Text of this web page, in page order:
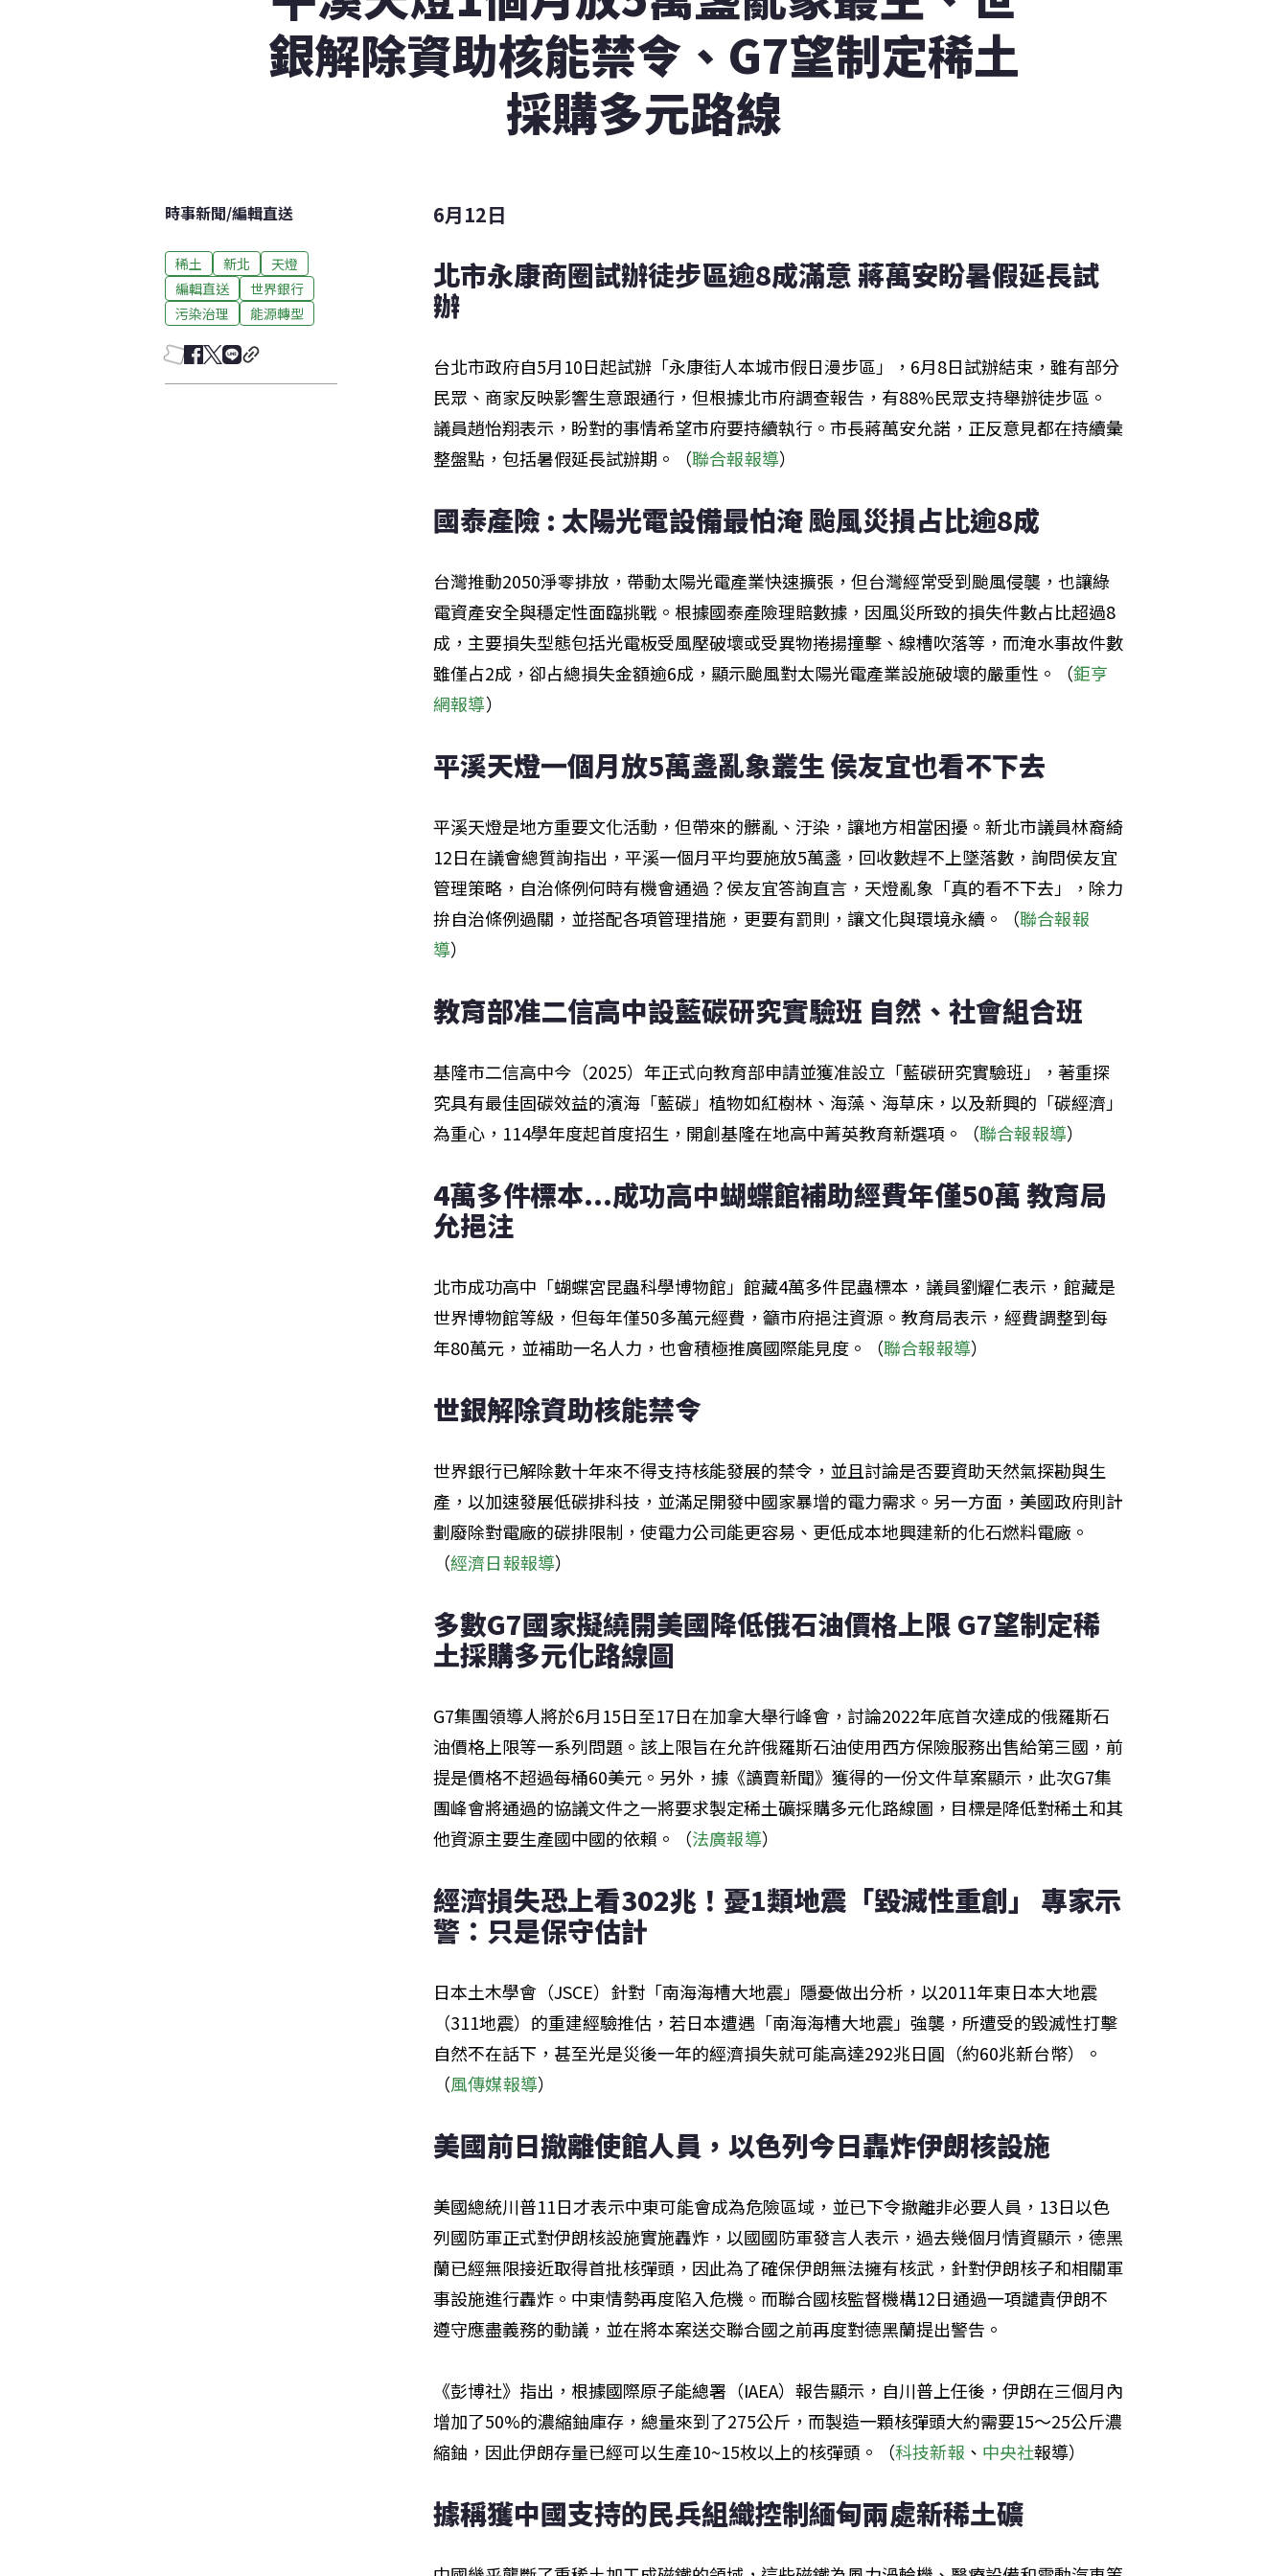
銀解除資助核能禁令、G7望制定稀土
採購多元路線
時事新聞/編輯直送
稀土 新北
天燈
編輯直送
世界銀行
污染治理
能源轉型
6月12日
北市永康商圈試辦徒步區逾8成滿意 蔣萬安盼暑假延長試
辦
台北市政府自5月10日起試辦「永康街人本城市假日漫步區」，6月8日試辦結束，雖有部分
民眾、商家反映影響生意跟通行，但根據北市府調查報告，有88%民眾支持舉辦徒步區。
議員趙怡翔表示，盼對的事情希望市府要持續執行。市長蔣萬安允諾，正反意見都在持續彙
整盤點，包括暑假延長試辦期。（聯合報報導）
國泰產險 : 太陽光電設備最怕淹 颱風災損占比逾8成
台灣推動2050淨零排放，帶動太陽光電產業快速擴張，但台灣經常受到颱風侵襲，也讓綠
電資產安全與穩定性面臨挑戰。根據國泰產險理賠數據，因風災所致的損失件數占比超過8
成，主要損失型態包括光電板受風壓破壞或受異物捲揚撞擊、線槽吹落等，而淹水事故件數
雖僅占2成，卻占總損失金額逾6成，顯示颱風對太陽光電產業設施破壞的嚴重性。（鉅亨
網報導）
平溪天燈一個月放5萬盞亂象叢生 侯友宜也看不下去
平溪天燈是地方重要文化活動，但帶來的髒亂、汙染，讓地方相當困擾。新北市議員林裔綺
12日在議會總質詢指出，平溪一個月平均要施放5萬盞，回收數趕不上墜落數，詢問侯友宜
管理策略，自治條例何時有機會通過？侯友宜答詢直言，天燈亂象「真的看不下去」，除力
拚自治條例過關，並搭配各項管理措施，更要有罰則，讓文化與環境永續。（聯合報報
導）
教育部准二信高中設藍碳研究實驗班 自然、社會組合班
基隆市二信高中今（2025）年正式向教育部申請並獲准設立「藍碳研究實驗班」，著重探
究具有最佳固碳效益的濱海「藍碳」植物如紅樹林、海藻、海草床，以及新興的「碳經濟」
為重心，114學年度起首度招生，開創基隆在地高中菁英教育新選項。（聯合報報導）
4萬多件標本...成功高中蝴蝶館補助經費年僅50萬 教育局
允挹注
北市成功高中「蝴蝶宮昆蟲科學博物館」館藏4萬多件昆蟲標本，議員劉耀仁表示，館藏是
世界博物館等級，但每年僅50多萬元經費，籲市府挹注資源。教育局表示，經費調整到每
年80萬元，並補助一名人力，也會積極推廣國際能見度。（聯合報報導）
世銀解除資助核能禁令
世界銀行已解除數十年來不得支持核能發展的禁令，並且討論是否要資助天然氣探勘與生
產，以加速發展低碳排科技，並滿足開發中國家暴增的電力需求。另一方面，美國政府則計
劃廢除對電廠的碳排限制，使電力公司能更容易、更低成本地興建新的化石燃料電廠。
（經濟日報報導）
多數G7國家擬繞開美國降低俄石油價格上限 G7望制定稀
土採購多元化路線圖
G7集團領導人將於6月15日至17日在加拿大舉行峰會，討論2022年底首次達成的俄羅斯石
油價格上限等一系列問題。該上限旨在允許俄羅斯石油使用西方保險服務出售給第三國，前
提是價格不超過每桶60美元。另外，據《讀賣新聞》獲得的一份文件草案顯示，此次G7集
團峰會將通過的協議文件之一將要求製定稀土礦採購多元化路線圖，目標是降低對稀土和其
他資源主要生產國中國的依賴。（法廣報導）
經濟損失恐上看302兆！憂1類地震「毀滅性重創」 專家示
警：只是保守估計
日本土木學會（JSCE）針對「南海海槽大地震」隱憂做出分析，以2011年東日本大地震
（311地震）的重建經驗推估，若日本遭遇「南海海槽大地震」強襲，所遭受的毀滅性打擊
自然不在話下，甚至光是災後一年的經濟損失就可能高達292兆日圓（約60兆新台幣）。
（風傳媒報導）
美國前日撤離使館人員，以色列今日轟炸伊朗核設施
美國總統川普11日才表示中東可能會成為危險區域，並已下令撤離非必要人員，13日以色
列國防軍正式對伊朗核設施實施轟炸，以國國防軍發言人表示，過去幾個月情資顯示，德黑
蘭已經無限接近取得首批核彈頭，因此為了確保伊朗無法擁有核武，針對伊朗核子和相關軍
事設施進行轟炸。中東情勢再度陷入危機。而聯合國核監督機構12日通過一項譴責伊朗不
遵守應盡義務的動議，並在將本案送交聯合國之前再度對德黑蘭提出警告。
《彭博社》指出，根據國際原子能總署（IAEA）報告顯示，自川普上任後，伊朗在三個月內
增加了50%的濃縮鈾庫存，總量來到了275公斤，而製造一顆核彈頭大約需要15～25公斤濃
縮鈾，因此伊朗存量已經可以生產10~15枚以上的核彈頭。（科技新報 、 中央社報導）
據稱獲中國支持的民兵組織控制緬甸兩處新稀土礦